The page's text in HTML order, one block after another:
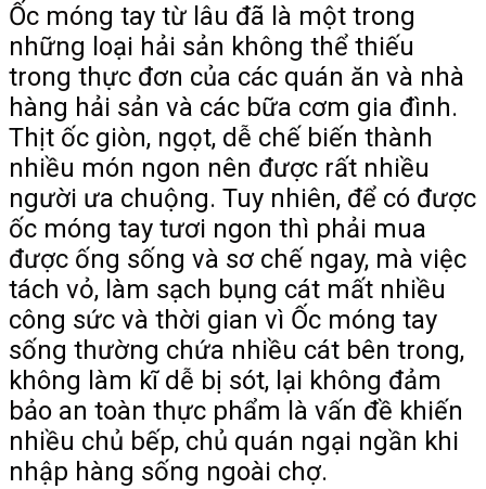
Ốc móng tay từ lâu đã là một trong
những loại hải sản không thể thiếu
trong thực đơn của các quán ăn và nhà
hàng hải sản và các bữa cơm gia đình.
Thịt ốc giòn, ngọt, dễ chế biến thành
nhiều món ngon nên được rất nhiều
người ưa chuộng. Tuy nhiên, để có được
ốc móng tay tươi ngon thì phải mua
được ống sống và sơ chế ngay, mà việc
tách vỏ, làm sạch bụng cát mất nhiều
công sức và thời gian vì Ốc móng tay
sống thường chứa nhiều cát bên trong,
không làm kĩ dễ bị sót, lại không đảm
bảo an toàn thực phẩm là vấn đề khiến
nhiều chủ bếp, chủ quán ngại ngần khi
nhập hàng sống ngoài chợ.